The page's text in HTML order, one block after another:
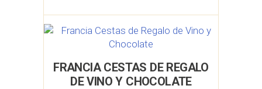
FRANCIA CESTAS DE REGALO
DE VINO Y CHOCOLATE